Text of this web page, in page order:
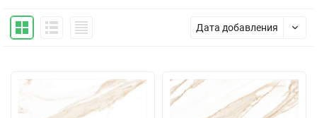
Дата добавления